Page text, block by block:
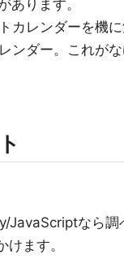
あります。
カレンダーを機
ンダー。これが
JavaScriptなら調
ます。